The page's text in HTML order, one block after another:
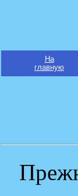
На
главную